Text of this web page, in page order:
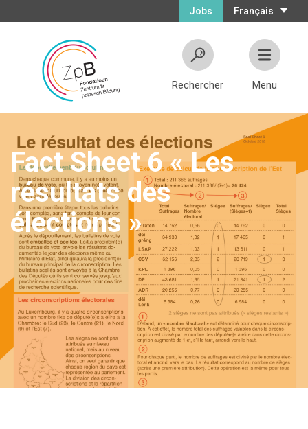
Français
Jobs
Rechercher Menu
Fact Sheet 6 « Les
résultats des
élections »